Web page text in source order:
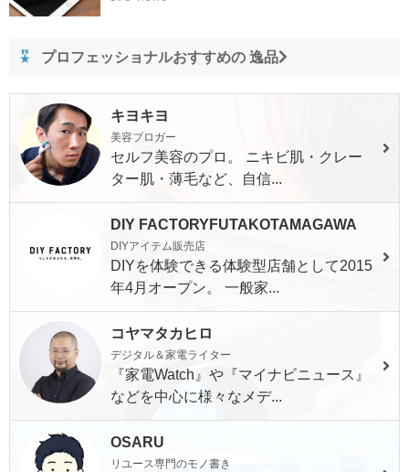
プロフェッショナルおすすめの 逸品
キヨキヨ
美容ブロガー
セルフ美容のプロ。 ニキビ肌・クレー
ター肌・薄毛など、自信...
DIY FACTORYFUTAKOTAMAGAWA
DIYアイテム販売店
DIYを体験できる体験型店舗として2015
年4月オープン。 一般家...
コヤマタカヒロ
デジタル＆家電ライター
『家電Watch』や『マイナビニュース』
などを中心に様々なメデ...
OSARU
リユース専門のモノ書き